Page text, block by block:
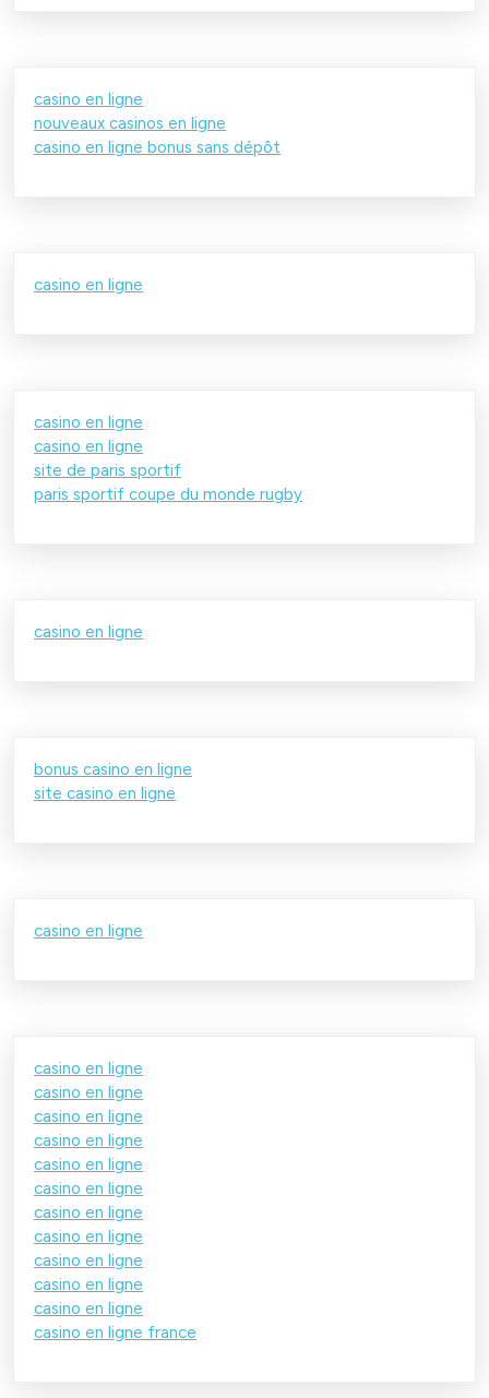
casino en ligne
nouveaux casinos en ligne
casino en ligne bonus sans dépôt
casino en ligne
casino en ligne
casino en ligne
site de paris sportif
paris sportif coupe du monde rugby
casino en ligne
bonus casino en ligne
site casino en ligne
casino en ligne
casino en ligne
casino en ligne
casino en ligne
casino en ligne
casino en ligne
casino en ligne
casino en ligne
casino en ligne
casino en ligne
casino en ligne
casino en ligne
casino en ligne france